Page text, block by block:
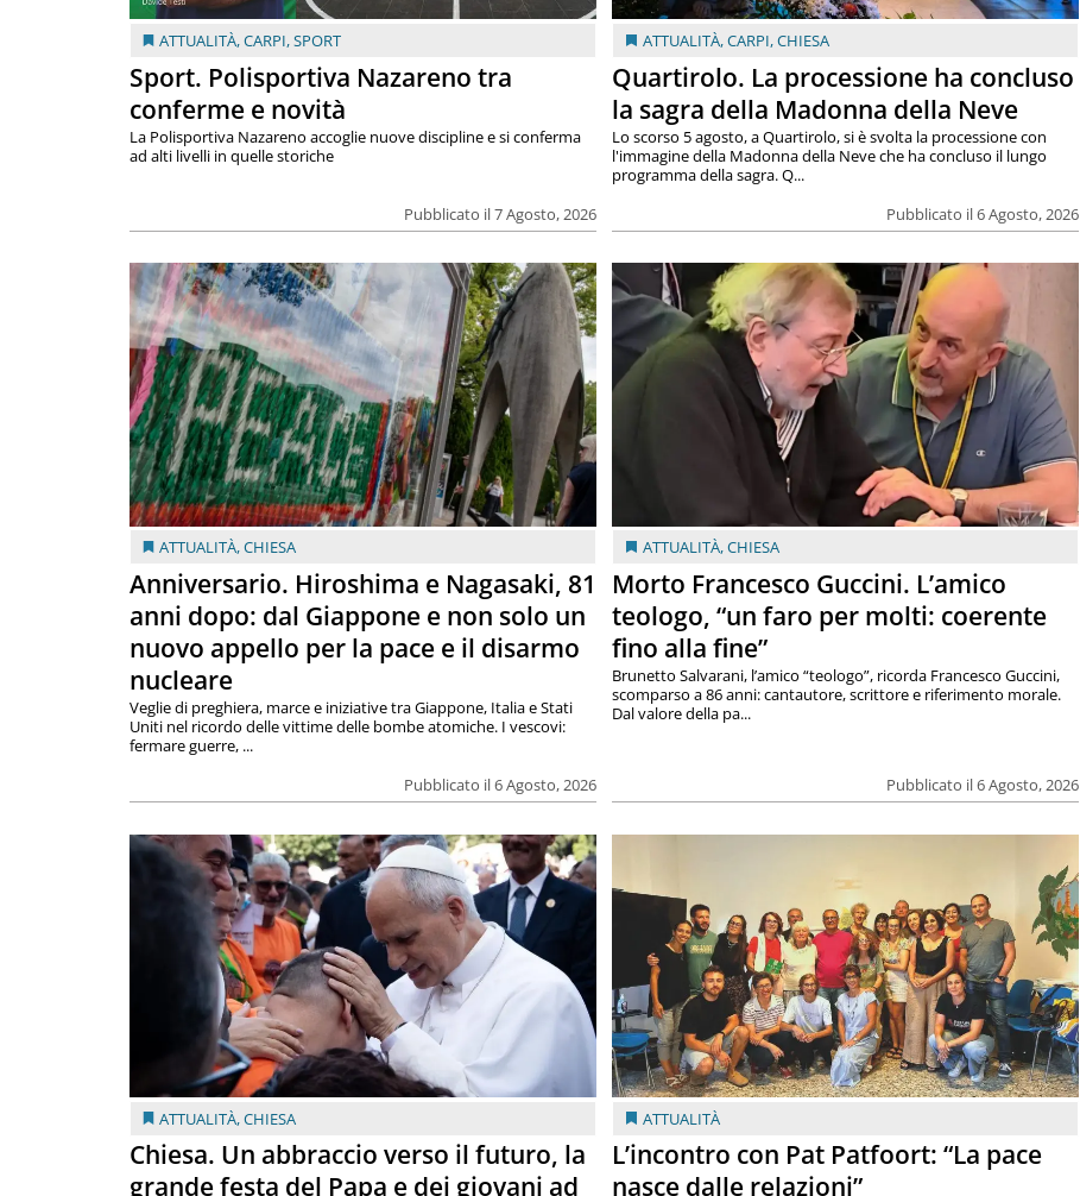
ATTUALITÀ,CARPI,SPORT
Sport. Polisportiva Nazareno tra
conferme e novità
Pubblicato il 7 Agosto, 2026
La Polisportiva Nazareno accoglie nuove discipline e si conferma
ad alti livelli in quelle storiche
ATTUALITÀ,CARPI,CHIESA
Quartirolo. La processione ha concluso
la sagra della Madonna della Neve
Pubblicato il 6 Agosto, 2026
Lo scorso 5 agosto, a Quartirolo, si è svolta la processione con
l'immagine della Madonna della Neve che ha concluso il lungo
programma della sagra. Q...
ATTUALITÀ,CHIESA
Anniversario. Hiroshima e Nagasaki, 81
anni dopo: dal Giappone e non solo un
nuovo appello per la pace e il disarmo
nucleare
Pubblicato il 6 Agosto, 2026
Veglie di preghiera, marce e iniziative tra Giappone, Italia e Stati
Uniti nel ricordo delle vittime delle bombe atomiche. I vescovi:
fermare guerre, ...
ATTUALITÀ,CHIESA
Morto Francesco Guccini. L’amico
teologo, “un faro per molti: coerente
fino alla fine”
Pubblicato il 6 Agosto, 2026
Brunetto Salvarani, l’amico “teologo”, ricorda Francesco Guccini,
scomparso a 86 anni: cantautore, scrittore e riferimento morale.
Dal valore della pa...
ATTUALITÀ,CHIESA
Chiesa. Un abbraccio verso il futuro, la
grande festa del Papa e dei giovani ad
ATTUALITÀ
L’incontro con Pat Patfoort: “La pace
nasce dalle relazioni”